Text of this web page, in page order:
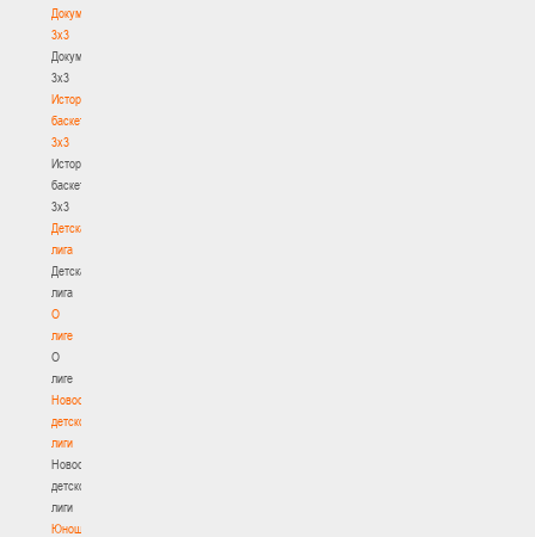
Документы
3х3
Документы
3х3
История
баскетбола
3х3
История
баскетбола
3х3
Детская
лига
Детская
лига
О
лиге
О
лиге
Новости
детской
лиги
Новости
детской
лиги
Юноши